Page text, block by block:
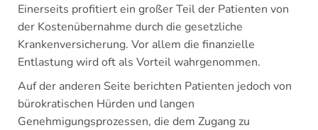
Einerseits profitiert ein großer Teil der Patienten von
der Kostenübernahme durch die gesetzliche
Krankenversicherung. Vor allem die finanzielle
Entlastung wird oft als Vorteil wahrgenommen.
Auf der anderen Seite berichten Patienten jedoch von
bürokratischen Hürden und langen
Genehmigungsprozessen, die dem Zugang zu